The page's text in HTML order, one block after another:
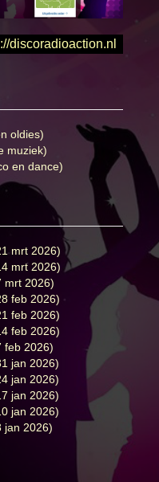
discoradioaction.nl
oldies)
muziek)
en dance)
mrt 2026)
mrt 2026)
mrt 2026)
feb 2026)
feb 2026)
feb 2026)
2026)
jan 2026)
jan 2026)
jan 2026)
jan 2026)
jan 2026)